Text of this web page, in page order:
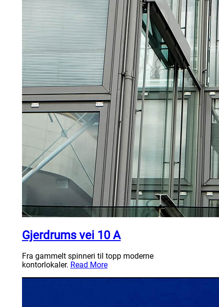
Gjerdrums vei 10 A
Fra gammelt spinneri til topp moderne
kontorlokaler. Read More